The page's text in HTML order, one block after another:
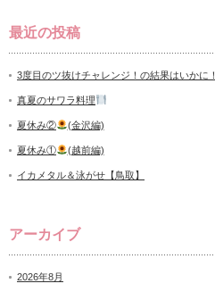
最近の投稿
3度目のツ抜けチャレンジ！の結果はいかに！
真夏のサワラ料理
夏休み② (金沢編)
夏休み① (越前編)
イカメタル＆泳がせ【鳥取】
アーカイブ
2026年8月